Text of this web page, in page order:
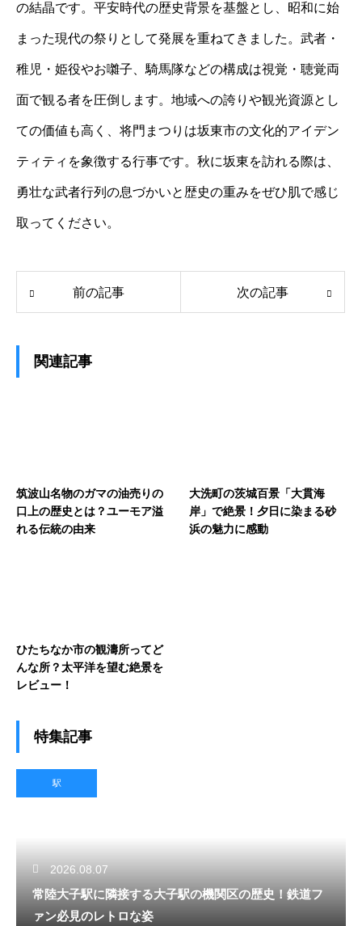
の結晶です。平安時代の歴史背景を基盤とし、昭和に始
まった現代の祭りとして発展を重ねてきました。武者・
稚児・姫役やお囃子、騎馬隊などの構成は視覚・聴覚両
面で観る者を圧倒します。地域への誇りや観光資源とし
ての価値も高く、将門まつりは坂東市の文化的アイデン
ティティを象徴する行事です。秋に坂東を訪れる際は、
勇壮な武者行列の息づかいと歴史の重みをぜひ肌で感じ
取ってください。
前の記事 次の記事
関連記事
筑波山名物のガマの油売りの
口上の歴史とは？ユーモア溢
れる伝統の由来
大洗町の茨城百景「大貫海
岸」で絶景！夕日に染まる砂
浜の魅力に感動
ひたちなか市の観濤所ってど
んな所？太平洋を望む絶景を
レビュー！
特集記事
駅
2026.08.07
常陸大子駅に隣接する大子駅の機関区の歴史！鉄道フ
ァン必見のレトロな姿